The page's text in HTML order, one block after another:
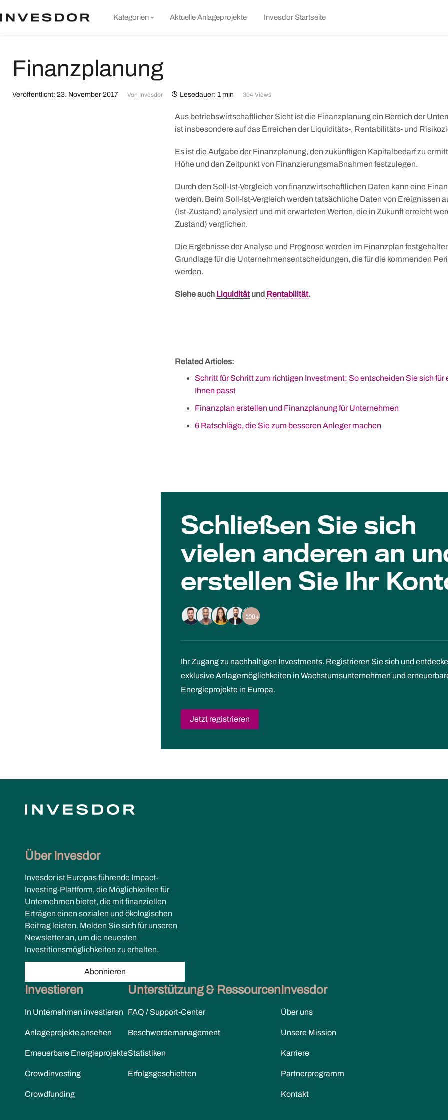
to
Kategorien
Rund um Invesdor
Aktuelle Anlageprojekte Invesdor Startseite
Finanzplanung
Veröffentlicht: 23. November 2017 Von Invesdor Lesedauer: 1 min 304 Views
Aus betriebswirtschaftlicher Sicht ist die Finanzplanung ein Bereich der
ist insbesondere auf das Erreichen der Liquiditäts-, Rentabilitäts- und
Es ist die Aufgabe der Finanzplanung, den zukünftigen Kapitalbedarf zu
Höhe und den Zeitpunkt von Finanzierungsmaßnahmen festzulegen.
Durch den Soll-Ist-Vergleich von finanzwirtschaftlichen Daten kann eine
werden. Beim Soll-Ist-Vergleich werden tatsächliche Daten von Ereignissen
(Ist-Zustand) analysiert und mit erwarteten Werten, die in Zukunft erreicht
Zustand) verglichen.
Die Ergebnisse der Analyse und Prognose werden im Finanzplan
Grundlage für die Unternehmensentscheidungen, die für die kommenden
werden.
Siehe auch Liquidität und Rentabilität.
Related Articles:
Schritt für Schritt zum richtigen Investment: So entscheiden Sie sich für
Ihnen passt
Finanzplan erstellen und Finanzplanung für Unternehmen
6 Ratschläge, die Sie zum besseren Anleger machen
Schließen Sie sich
vielen anderen an
erstellen Sie Ihr
100+
Ihr Zugang zu nachhaltigen Investments. Registrieren Sie sich und
exklusive Anlagemöglichkeiten in Wachstumsunternehmen und
Energieprojekte in Europa.
Jetzt registrieren
Über Invesdor
Invesdor ist Europas führende Impact-
Investing-Plattform, die Möglichkeiten für
Unternehmen bietet, die mit finanziellen
Erträgen einen sozialen und ökologischen
Beitrag leisten. Melden Sie sich für unseren
Newsletter an, um die neuesten
Investitionsmöglichkeiten zu erhalten.
Abonnieren
Investieren
In Unternehmen investieren
Anlageprojekte ansehen
Erneuerbare Energieprojekte
Crowdinvesting
Crowdfunding
Unterstützung & Ressourcen
FAQ / Support-Center
Beschwerdemanagement
Statistiken
Erfolgsgeschichten
Invesdor
Über uns
Unsere Mission
Karriere
Partnerprogramm
Kontakt